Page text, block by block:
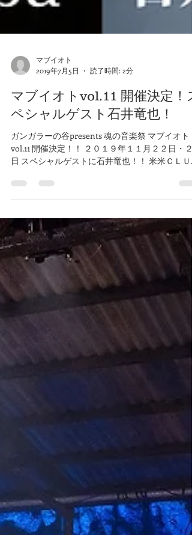
2019年7月5日
読了時間: 2分
マブイオトvol.11 開催決定！
ペシャルゲスト石井竜也！
ガンガラーの谷presents 魂の音楽祭 マブイオト
日 スペシャルゲストに石井竜也！！ 米米ＣＬＵ
Ｂ、さらにソロとしてミュージシャン、芸術家と